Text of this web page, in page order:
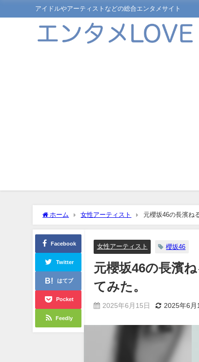
アイドルやアーティストなどの総合エンタメサイト
ホーム 女性アーティスト 元櫻坂46の長濱ね
Facebook
Twitter
はてブ
Pocket
Feedly
女性アーティスト 櫻坂46
元櫻坂46の長濱
てみた。
2025年6月15日 2025年6月